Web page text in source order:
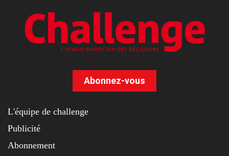
Abonnez-vous
L'équipe de challenge
Publicité
Abonnement